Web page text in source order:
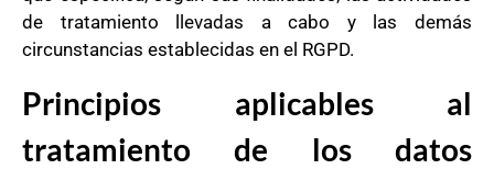
de tratamiento llevadas a cabo y las demás
circunstancias establecidas en el RGPD.
Principios aplicables al
tratamiento de los datos